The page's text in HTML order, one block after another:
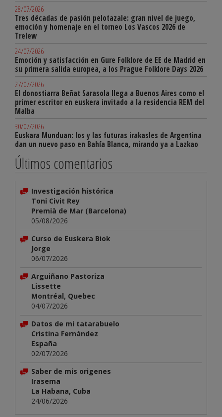
28/07/2026
Tres décadas de pasión pelotazale: gran nivel de juego,
emoción y homenaje en el torneo Los Vascos 2026 de
Trelew
24/07/2026
Emoción y satisfacción en Gure Folklore de EE de Madrid en
su primera salida europea, a los Prague Folklore Days 2026
27/07/2026
El donostiarra Beñat Sarasola llega a Buenos Aires como el
primer escritor en euskera invitado a la residencia REM del
Malba
30/07/2026
Euskara Munduan: los y las futuras irakasles de Argentina
dan un nuevo paso en Bahía Blanca, mirando ya a Lazkao
Últimos comentarios
Investigación histórica
Toni Civit Rey
Premià de Mar (Barcelona)
05/08/2026
Curso de Euskera Biok
Jorge
06/07/2026
Arguiñano Pastoriza
Lissette
Montréal, Quebec
04/07/2026
Datos de mi tatarabuelo
Cristina Fernández
España
02/07/2026
Saber de mis origenes
Irasema
La Habana, Cuba
24/06/2026